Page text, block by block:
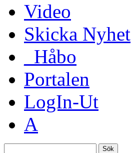
Video
Skicka Nyhet
_Håbo
Portalen
LogIn-Ut
A
Sök